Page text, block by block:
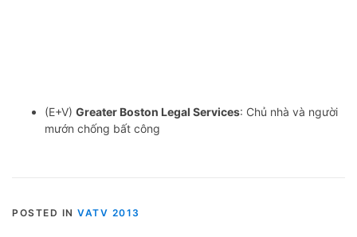
(E+V) Greater Boston Legal Services: Chủ nhà và người
mướn chống bất công
POSTED IN VATV 2013